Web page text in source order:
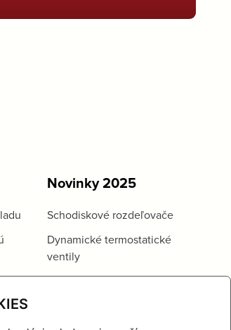
Novinky 2025
Schodiskové rozdeľovače
Dynamické termostatické
ventily